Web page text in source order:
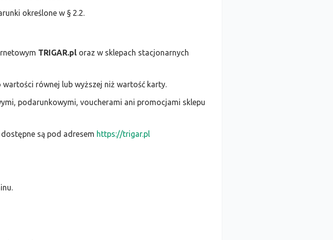
określone w § 2.2.
TRIGAR.pl oraz w sklepach stacjonarnych
równej lub wyższej niż wartość karty.
podarunkowymi, voucherami ani promocjami sklepu
są pod adresem https://trigar.pl